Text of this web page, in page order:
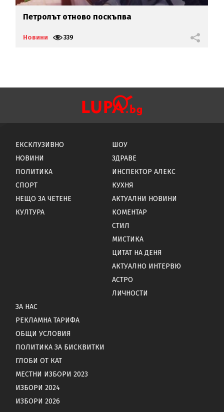
Петролът отново поскъпва
Новини 339
ЕКСКЛУЗИВНО
НОВИНИ
ПОЛИТИКА
СПОРТ
НЕЩО ЗА ЧЕТЕНЕ
КУЛТУРА
ШОУ
ЗДРАВЕ
ИНСПЕКТОР АЛЕКС
КУХНЯ
АКТУАЛНИ НОВИНИ
КОМЕНТАР
СТИЛ
МИСТИКА
ЦИТАТ НА ДЕНЯ
АКТУАЛНО ИНТЕРВЮ
АСТРО
ЛИЧНОСТИ
ЗА НАС
РЕКЛАМНА ТАРИФА
ОБЩИ УСЛОВИЯ
ПОЛИТИКА ЗА БИСКВИТКИ
ГЛОБИ ОТ КАТ
МЕСТНИ ИЗБОРИ 2023
ИЗБОРИ 2024
ИЗБОРИ 2026